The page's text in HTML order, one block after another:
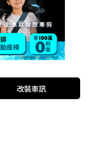
改裝車訊